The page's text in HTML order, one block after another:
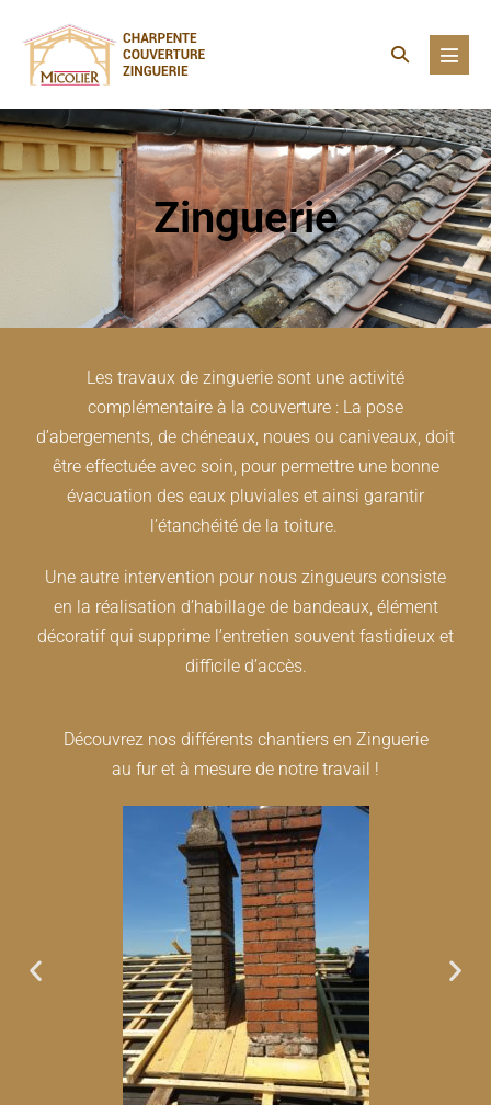
Zinguerie
Les travaux de zinguerie sont une activité
complémentaire à la couverture : La pose
d’abergements, de chéneaux, noues ou caniveaux, doit
être effectuée avec soin, pour permettre une bonne
évacuation des eaux pluviales et ainsi garantir
l’étanchéité de la toiture.
Une autre intervention pour nous zingueurs consiste
en la réalisation d’habillage de bandeaux, élément
décoratif qui supprime l’entretien souvent fastidieux et
difficile d’accès.
Découvrez nos différents chantiers en Zinguerie
au fur et à mesure de notre travail !